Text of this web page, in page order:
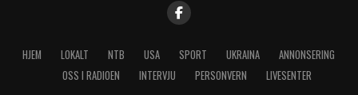
HJEM LOKALT NTB USA SPORT UKRAINA
ANNONSERING
OSS I RADIOEN
INTERVJU PERSONVERN LIVESENTER